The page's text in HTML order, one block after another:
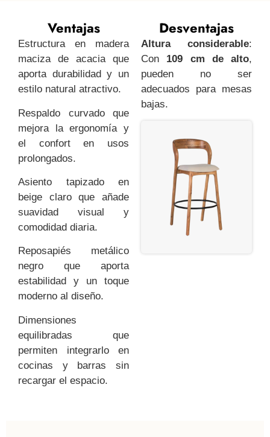
Ventajas
Estructura en madera
maciza de acacia que
aporta durabilidad y un
estilo natural atractivo.
Respaldo curvado que
mejora la ergonomía y
el confort en usos
prolongados.
Asiento tapizado en
beige claro que añade
suavidad visual y
comodidad diaria.
Reposapiés metálico
negro que aporta
estabilidad y un toque
moderno al diseño.
Dimensiones
equilibradas que
permiten integrarlo en
cocinas y barras sin
recargar el espacio.
Desventajas
Altura considerable:
Con 109 cm de alto,
pueden no ser
adecuados para mesas
bajas.